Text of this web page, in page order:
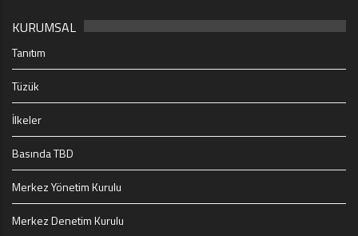
KURUMSAL
Tanıtım
Tüzük
İlkeler
Basında TBD
Merkez Yönetim Kurulu
Merkez Denetim Kurulu